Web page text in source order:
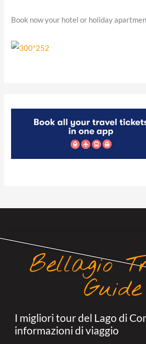
Book now your hotel or holiday
Bellagio
Guide
I migliori tour del Lago di
informazioni di viaggio